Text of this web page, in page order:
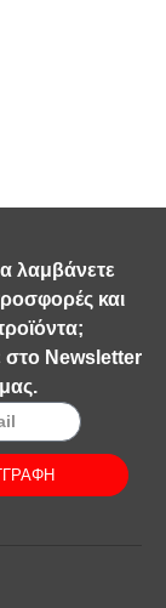
λαμβάνετε
και
στο Newsletter
μας.